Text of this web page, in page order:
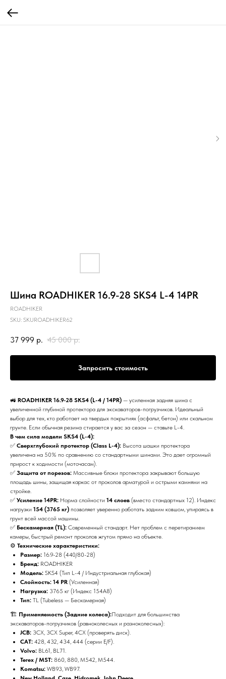
Шина ROADHIKER 16.9-28 SKS4 L-4 14PR
ROADHIKER
SKU: SKUROADHIKER62
37 999 р. 45 000 р.
Запросить стоимость
🚜 ROADHIKER 16.9-28 SKS4 (L-4 / 14PR) — усиленная задняя шина с
увеличенной глубиной протектора для экскаваторов-погрузчиков. Идеальный
выбор для тех, кто работает на твердых покрытиях (асфальт, бетон) или скальном
грунте. Если обычная резина стирается у вас за сезон — ставьте L-4.
В чем сила модели SKS4 (L-4):
✅ Сверхглубокий протектор (Class L-4): Высота шашки протектора
увеличена на 50% по сравнению со стандартными шинами. Это дает огромный
прирост к ходимости (моточасам).
✅ Защита от порезов: Массивные блоки протектора закрывают большую
площадь шины, защищая каркас от проколов арматурой и острыми камнями на
стройке.
✅ Усиление 14PR: Норма слойности 14 слоев (вместо стандартных 12). Индекс
нагрузки 154 (3765 кг) позволяет уверенно работать задним ковшом, упираясь в
грунт всей массой машины.
✅ Бескамерная (TL): Современный стандарт. Нет проблем с перетиранием
камеры, быстрый ремонт проколов жгутом прямо на объекте.
⚙️ Технические характеристики:
Размер: 16.9-28 (440/80-28)
Бренд: ROADHIKER
Модель: SKS4 (Тип L-4 / Индустриальная глубокая)
Слойность: 14 PR (Усиленная)
Нагрузка: 3765 кг (Индекс 154A8)
Тип: TL (Tubeless — Бескамерная)
🏗️ Применяемость (Задние колеса):Подходит для большинства
экскаваторов-погрузчиков (равноколесных и разноколесных):
JCB: 3CX, 3CX Super, 4CX (проверять диск).
CAT: 428, 432, 434, 444 (серии E/F).
Volvo: BL61, BL71.
Terex / MST: 860, 880, M542, M544.
Komatsu: WB93, WB97.